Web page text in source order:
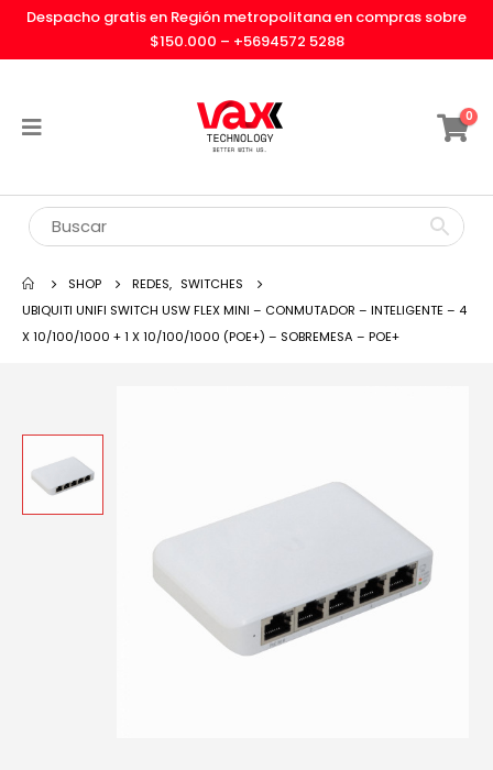
Despacho gratis en Región metropolitana en compras sobre
$150.000 – +5694572 5288
0
SHOP REDES, SWITCHES
UBIQUITI UNIFI SWITCH USW FLEX MINI – CONMUTADOR – INTELIGENTE – 4
X 10/100/1000 + 1 X 10/100/1000 (POE+) – SOBREMESA – POE+